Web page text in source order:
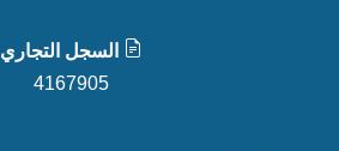
السجل التجاري
4167905